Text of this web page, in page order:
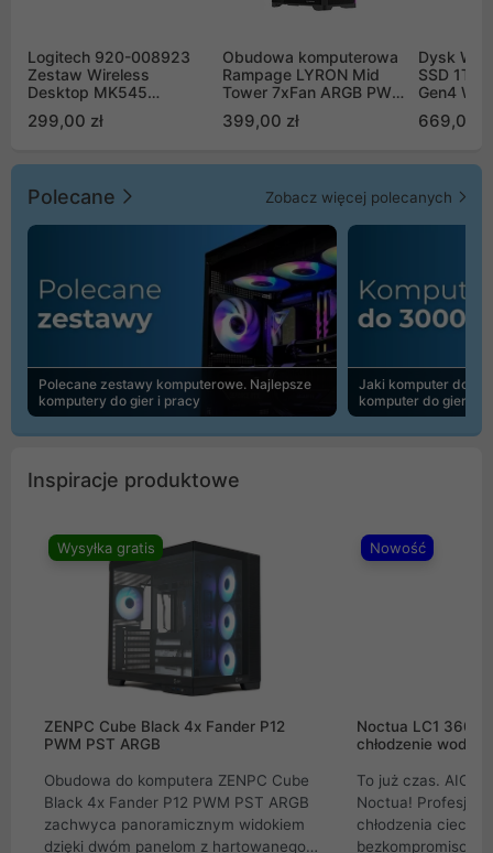
Logitech 920-008923
Zestaw Wireless
Desktop MK545
299,00 zł
Obudowa komputerowa
Rampage LYRON Mid
Tower 7xFan ARGB PWM
399,00 zł
Dysk WD
SSD 1TB
Gen4
669,00
Polecane Zobacz więcej polecanych
Polecane zestawy komputerowe. Najlepsze
komputery do gier i pracy
Jaki komputer do
komputer do gier |
Inspiracje produktowe
Wysyłka gratis
ZENPC Cube Black 4x Fander P12
PWM PST ARGB
Obudowa do komputera ZENPC Cube
Black 4x Fander P12 PWM PST ARGB
zachwyca panoramicznym widokiem
dzięki dwóm panelom z hartowanego
Nowość
Noctua LC1
chłodzenie wodne
To już czas. AIO
Noctua!
chłodzenia cieczą